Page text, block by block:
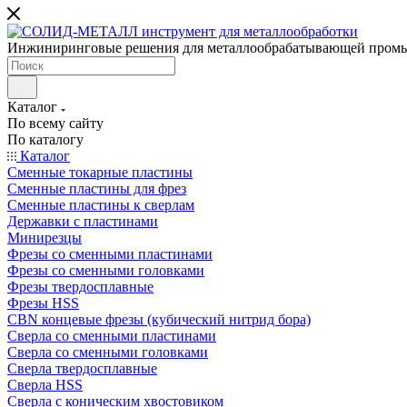
Инжиниринговые решения для металлообрабатывающей
Каталог
По всему сайту
По каталогу
Каталог
Сменные токарные пластины
Сменные пластины для фрез
Сменные пластины к сверлам
Державки с пластинами
Минирезцы
Фрезы со сменными пластинами
Фрезы со сменными головками
Фрезы твердосплавные
Фрезы HSS
CBN концевые фрезы (кубический нитрид бора)
Сверла со сменными пластинами
Сверла со сменными головками
Сверла твердосплавные
Сверла HSS
Сверла с коническим хвостовиком